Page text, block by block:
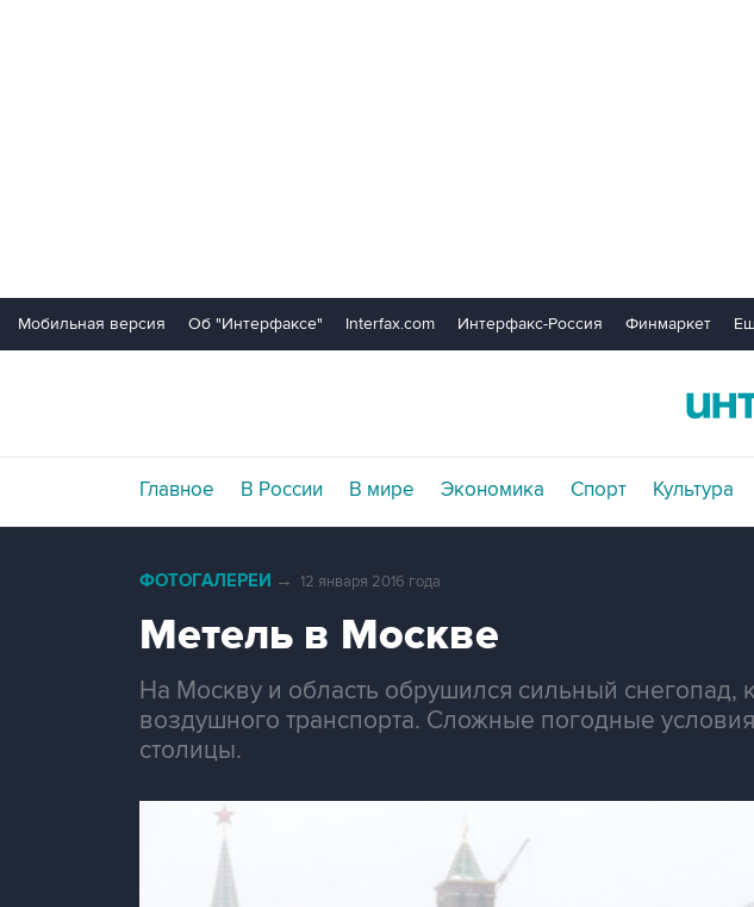
Мобильная версия Об "Интерфаксе" Interfax.com Интерфакс-Россия Финмаркет
Главное В России В мире Экономика Спорт Культура
ФОТОГАЛЕРЕИ → 12 января 2016 года
Метель в Москве
На Москву и область обрушился сильный
воздушного транспорта. Сложные погодные
столицы.